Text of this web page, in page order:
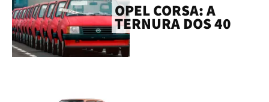
OPEL CORSA: A
TERNURA DOS 40